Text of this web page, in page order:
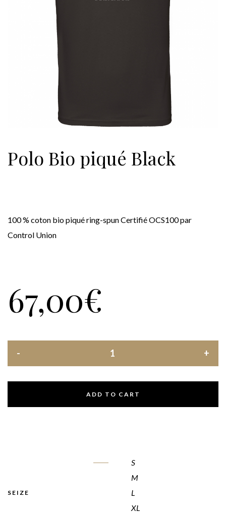
Polo Bio piqué Black
100 % coton bio piqué ring-spun Certifié OCS100 par
Control Union
67,00€
ADD TO CART
SEIZE
S
M
L
XL